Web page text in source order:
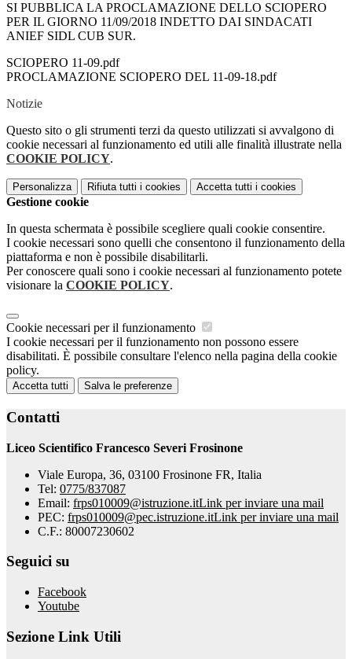
SI PUBBLICA LA PROCLAMAZIONE DELLO SCIOPERO
PER IL GIORNO 11/09/2018 INDETTO DAI SINDACATI
ANIEF SIDL CUB SUR.
SCIOPERO 11-09.pdf
PROCLAMAZIONE SCIOPERO DEL 11-09-18.pdf
Notizie
Questo sito o gli strumenti terzi da questo utilizzati si avvalgono di
cookie necessari al funzionamento ed utili alle finalità illustrate nella
COOKIE POLICY.
Personalizza Rifiuta tutti i cookies Accetta tutti i cookies
Gestione cookie
In questa schermata è possibile scegliere quali cookie consentire.
I cookie necessari sono quelli che consentono il funzionamento della
piattaforma e non è possibile disabilitarli.
Per conoscere quali sono i cookie necessari al funzionamento potete
visionare la COOKIE POLICY.
Cookie necessari per il funzionamento
I cookie necessari per il funzionamento non possono essere
disabilitati. È possibile consultare l'elenco nella pagina della cookie
policy.
Accetta tutti Salva le preferenze
Contatti
Liceo Scientifico Francesco Severi Frosinone
Viale Europa, 36, 03100 Frosinone FR, Italia
Tel: 0775/837087
Email: frps010009@istruzione.itLink per inviare una mail
PEC: frps010009@pec.istruzione.itLink per inviare una mail
C.F.: 80007230602
Seguici su
Facebook
Youtube
Sezione Link Utili